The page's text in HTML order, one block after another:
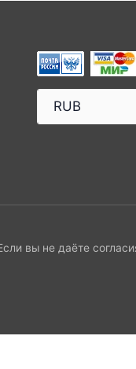
вы не даёте